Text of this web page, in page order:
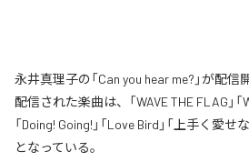
永井真理子の「Can you hear me?」が配
配信された楽曲は、「WAVE THE FLAG」「
「Doing! Going!」「Love Bird」「上手く愛
となっている。